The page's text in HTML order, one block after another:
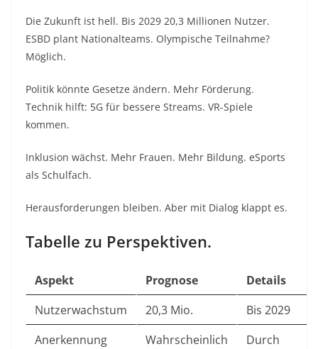
Die Zukunft ist hell. Bis 2029 20,3 Millionen Nutzer.
ESBD plant Nationalteams. Olympische Teilnahme?
Möglich.
Politik könnte Gesetze ändern. Mehr Förderung.
Technik hilft: 5G für bessere Streams. VR-Spiele
kommen.
Inklusion wächst. Mehr Frauen. Mehr Bildung. eSports
als Schulfach.
Herausforderungen bleiben. Aber mit Dialog klappt es.
Tabelle zu Perspektiven.
Aspekt Prognose
Details
Nutzerwachstum
20,3 Mio.
Bis 2029
Anerkennung
Wahrscheinlich
Durch